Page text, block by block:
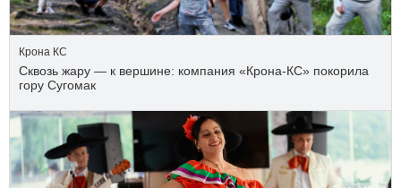
Крона КС
Сквозь жару — к вершине: компания «Крона‑КС» покорила
гору Сугомак